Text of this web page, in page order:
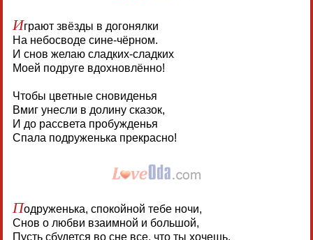
Играют звёзды в догонялки
На небосводе сине-чёрном.
И снов желаю сладких-сладких
Моей подруге вдохновлённо!
Чтобы цветные сновиденья
Вмиг унесли в долину сказок,
И до рассвета пробужденья
Спала подруженька прекрасно!
Подруженька, спокойной тебе ночи,
Снов о любви взаимной и большой,
Пусть сбудется во сне все, что ты хочешь,